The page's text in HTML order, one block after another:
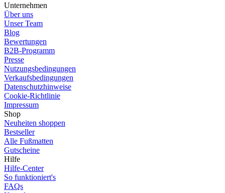
Unternehmen
Über uns
Unser Team
Blog
Bewertungen
B2B-Programm
Presse
Nutzungsbedingungen
Verkaufsbedingungen
Datenschutzhinweise
Cookie-Richtlinie
Impressum
Shop
Neuheiten shoppen
Bestseller
Alle Fußmatten
Gutscheine
Hilfe
Hilfe-Center
So funktioniert's
FAQs